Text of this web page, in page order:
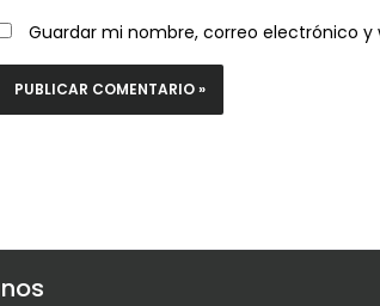
Guardar mi nombre, correo electrónico